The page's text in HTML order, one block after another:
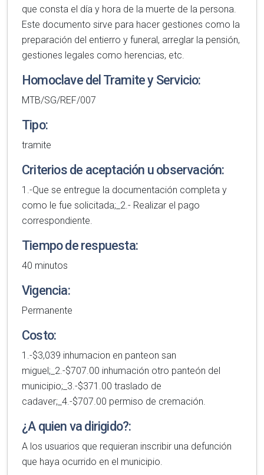
que consta el día y hora de la muerte de la persona.
Este documento sirve para hacer gestiones como la
preparación del entierro y funeral, arreglar la pensión,
gestiones legales como herencias, etc.
Homoclave del Tramite y Servicio:
MTB/SG/REF/007
Tipo:
tramite
Criterios de aceptación u observación:
1.-Que se entregue la documentación completa y
como le fue solicitada;_2.- Realizar el pago
correspondiente.
Tiempo de respuesta:
40 minutos
Vigencia:
Permanente
Costo:
1.-$3,039 inhumacion en panteon san
miguel;_2.-$707.00 inhumación otro panteón del
municipio;_3.-$371.00 traslado de
cadaver;_4.-$707.00 permiso de cremación.
¿A quien va dirigido?:
A los usuarios que requieran inscribir una defunción
que haya ocurrido en el municipio.